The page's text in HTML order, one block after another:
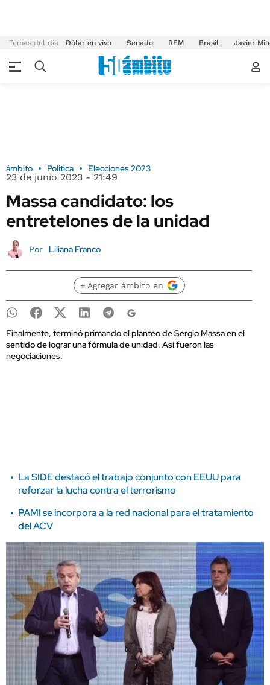
Temas del día Dólar en vivo Senado REM Brasil Javier
ámbito Política Elecciones 2023
23 de junio 2023 - 21:49
Massa candidato: los
entretelones de la unidad
Por Liliana Franco
+ Agregar ámbito en
Finalmente, terminó primando el planteo de Sergio Massa en el
sentido de lograr una fórmula de unidad. Así fueron las
negociaciones.
La SIDE destacó el trabajo conjunto con EEUU para
reforzar la lucha contra el terrorismo
PAMI se incorpora a la red nacional para el tratamiento
del ACV